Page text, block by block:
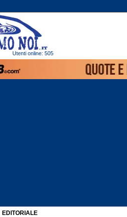
Utenti online: 505
EDITORIALE